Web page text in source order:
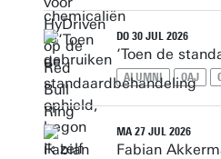
DO 30 JUL 2026
‘Toen de
ALUMNI OAJ
MA 27 JUL 2026
Fabian